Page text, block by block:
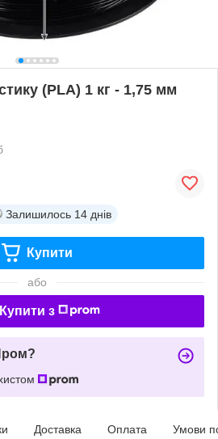
(PLA) 1 кг - 1,75 мм
Залишилось 14 днів
Купити
або
Купити з
Доставка Оплата Умови